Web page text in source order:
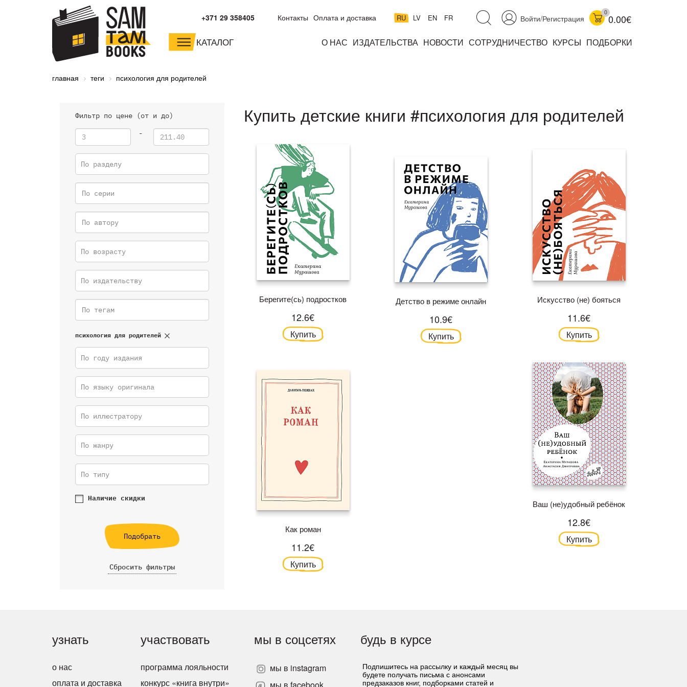
Войти/Регистрация
0
0.00€
RU LV EN FR
Контакты Оплата и доставка
+371 29 358405
КАТАЛОГ О НАС ИЗДАТЕЛЬСТВА НОВОСТИ СОТРУДНИЧЕСТВО КУРСЫ ПОДБОРКИ
малышам и
дошкольникам
младшим школьникам
комиксы
книги уехали
главная теги психология для родителей
Фильтр по цене (от и до)
-
По разделу
По возрасту
По издательству
психология для родителей
По году издания
По языку оригинала
По иллюстратору
По жанру
По типу
Наличие скидки
Подобрать
Сбросить фильтры
Купить детские книги #психология для родителей
Берегите(сь) подростков
12.6€
Купить
Детство в режиме онлайн
10.9€
Купить
Искусство (не) бояться
11.6€
Купить
Как роман
11.2€
Купить
Ваш (не)удобный ребёнок
12.8€
Купить
узнать
о нас
оплата и доставка
участвовать
программа лояльности
конкурс «книга внутри»
мы в соцсетях
мы в instagram
мы в facebook
будь в курсе
Подпишитесь на рассылку и каждый месяц вы
будете получать письма с анонсами
предзаказов книг, подборками статей и